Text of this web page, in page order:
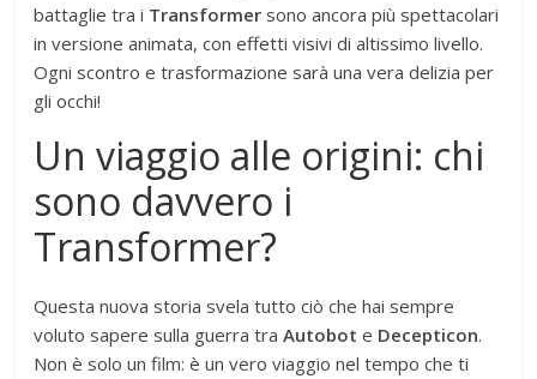
battaglie tra i Transformer sono ancora più spettacolari
in versione animata, con effetti visivi di altissimo livello.
Ogni scontro e trasformazione sarà una vera delizia per
gli occhi!
Un viaggio alle origini: chi
sono davvero i
Transformer?
Questa nuova storia svela tutto ciò che hai sempre
voluto sapere sulla guerra traAutobot e Decepticon.
Non è solo un film: è un vero viaggio nel tempo che ti